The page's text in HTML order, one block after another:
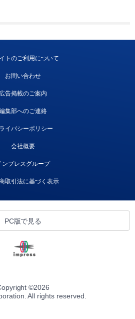
トのご利用について
お問い合わせ
広告掲載のご案内
集部へのご連絡
イバシーポリシー
会社概要
ンプレスグループ
取引法に基づく表示
PC版で見る
©2026
All rights reserved.